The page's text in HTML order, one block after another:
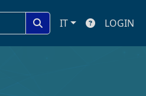
IT LOGIN